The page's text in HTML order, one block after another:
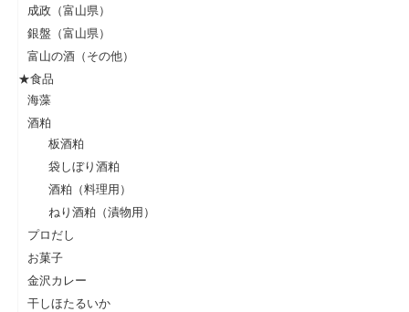
成政（富山県）
銀盤（富山県）
富山の酒（その他）
★食品
海藻
酒粕
板酒粕
袋しぼり酒粕
酒粕（料理用）
ねり酒粕（漬物用）
プロだし
お菓子
金沢カレー
干しほたるいか